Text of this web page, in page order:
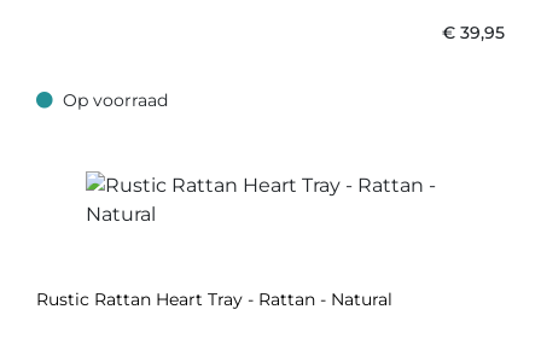
€ 39,95
Op voorraad
Op voorraad
Rustic Rattan Heart Tray - Rattan - Natural